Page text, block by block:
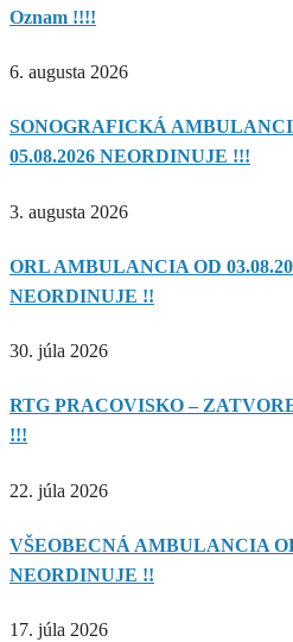
Oznam !!!!
6. augusta 2026
SONOGRAFICKÁ
05.08.2026 NEORDINUJE !!!
3. augusta 2026
ORL AMBULANCIA OD
NEORDINUJE !!
30. júla 2026
RTG PRACOVISKO –
!!!
22. júla 2026
VŠEOBECNÁ AMBULANCIA
NEORDINUJE !!
17. júla 2026